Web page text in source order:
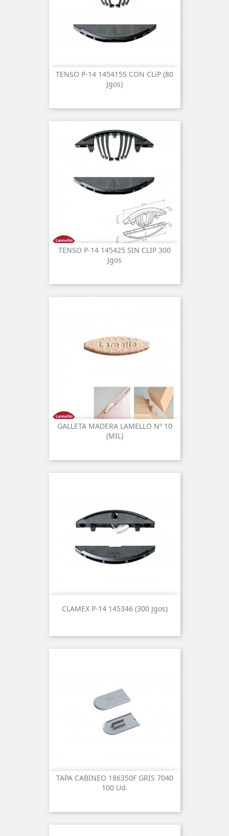
TENSO P-14 145415S CON CLiP (80
Jgos)
TENSO P-14 145425 SIN CLIP 300
Jgos
GALLETA MADERA LAMELLO Nº 10
(MIL)
CLAMEX P-14 145346 (300 Jgos)
TAPA CABINEO 186350F GRIS 7040
100 Ud.